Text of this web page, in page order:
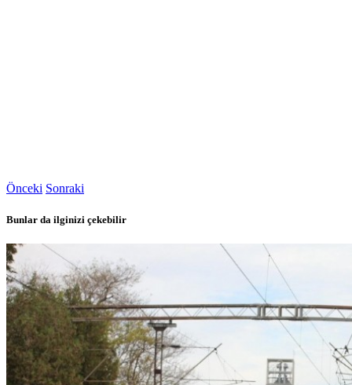
Önceki Sonraki
Bunlar da ilginizi çekebilir